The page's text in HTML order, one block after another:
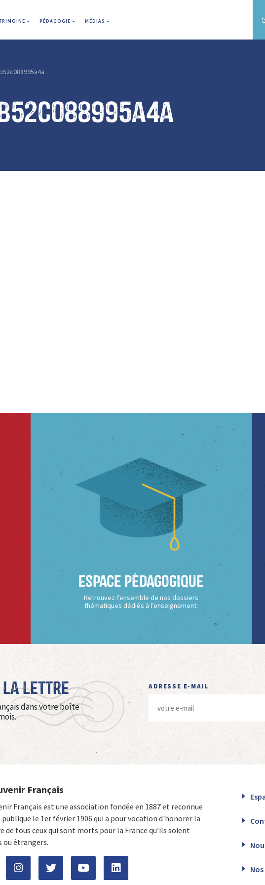
PÉDAGOGIE MÉDIAS
Espace Pédagogique
Retrouvez l’ensemble de nos dossiers
thématiques dédiés à l’enseignement.
La Lettre
dans votre boîte
ADRESSE E-MAIL
Français
Français est une association fondée en 1887 et reconnue
le 1er février 1906 qui a pour vocation d'honorer la
de tous ceux qui sont morts pour la France qu’ils soient
ou étrangers.